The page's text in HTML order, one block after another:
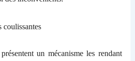
coulissantes
un mécanisme les rendant